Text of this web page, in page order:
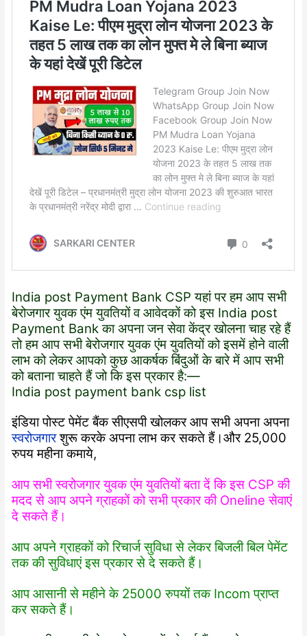
India post Payment Bank CSP यहां पर हम आप सभी
बेरोजगार युवक एंम युवतियों व आवेदकों को इस India post
Payment Bank का अपना जन सेवा केंद्र खोलना चाह रहे हैं
तो हम आप सभी बेरोजगार युवक एंम युवतियों को इसमें होने वाली
लाभ को लेकर आपको कुछ आकर्षक बिंदुओं के बारे में आप सभी
को बताना चाहते हैं जो कि इस प्रकार है:—
India post payment bank csp list
इंडिया पोस्ट पेमेंट बैंक सीएसपी खोलकर आप सभी अपना अपना
स्वरोजगारशुरू करके अपना लाभ कर सकते हैं।और 25,000
रुपय महीना कमाये,
आप सभी स्वरोजगार युवक एंम युवतियों बता दें कि इस CSP की
मदद से आप अपने ग्राहकों को सभी प्रकार की Oneline सेवाएं
दे सकते हैं।
आप अपने ग्राहकों को रिचार्ज सुविधा से लेकर बिजली बिल पेमेंट
तक की सुविधाएं इस प्रकार से दे सकते हैं।
आप आसानी से महीने के 25000 रुपयों तक Incom प्राप्त
कर सकते हैं।